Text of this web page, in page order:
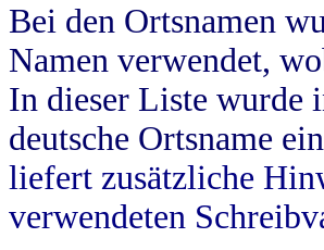
Bei den Ortsnamen
Namen verwendet,
In dieser Liste wurde
deutsche Ortsname
liefert zusätzliche
verwendeten